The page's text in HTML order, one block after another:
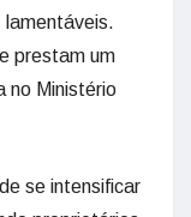
lamentáveis.
prestam um
no Ministério
se intensificar